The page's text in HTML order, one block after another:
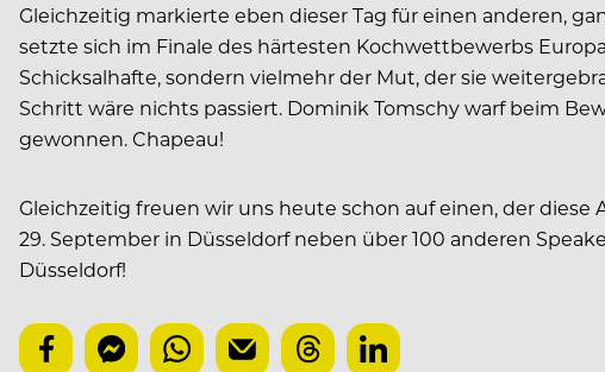
Gleichzeitig markierte eben dieser Tag für einen anderen,
setzte sich im Finale des härtesten Kochwettbewerbs
Schicksalhafte, sondern vielmehr der Mut, der sie
Schritt wäre nichts passiert. Dominik Tomschy warf beim
gewonnen. Chapeau!
Gleichzeitig freuen wir uns ­heute schon auf einen, der
29. September in Düsseldorf neben über 100 anderen
Düsseldorf!